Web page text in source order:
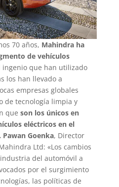
70 años, Mahindra ha
de vehículos
ingenio que han utilizado
los han llevado a
empresas globales
de tecnología limpia y
que son los únicos en
eléctricos en el
Pawan Goenka, Director
Ltd: «Los cambios
del automóvil a
por el surgimiento
las políticas de